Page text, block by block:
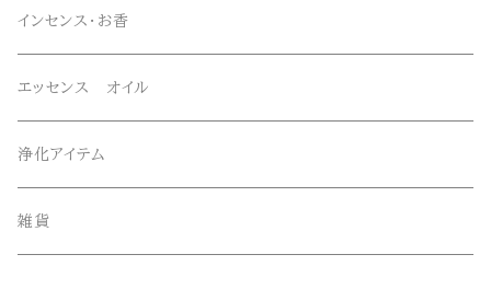
スーパーセブン
オリジナルペンダント
オリジナルエッセンススプレー
オリジナルサンキャッチャー
オリジナル雑貨
ブレスレット
ネックレス・ペンダントトップ
ルース・タンブル
丸玉・ポイント
インセンス・お香
エッセンス オイル
浄化アイテム
雑貨